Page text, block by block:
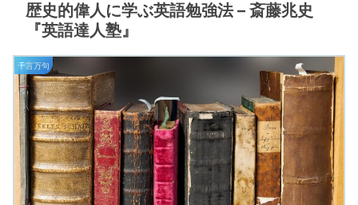
歴史的偉人に学ぶ英語勉強法 – 斎藤兆史
『英語達人塾』
千言万句